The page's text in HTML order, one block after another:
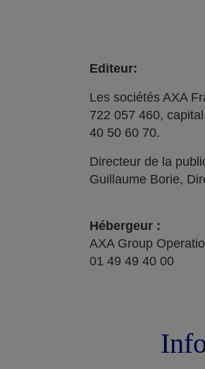
Editeur:
Les sociétés AXA
722 057 460,
40 50 60 70.
Directeur de la
Guillaume Borie,
Hébergeur :
AXA Group
01 49 49 40 00